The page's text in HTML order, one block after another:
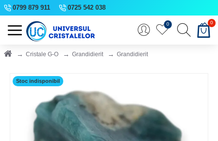
0799 879 911 0725 542 038
0 0
Cristale G-O Grandidierit Grandidierit
Stoc indisponibil